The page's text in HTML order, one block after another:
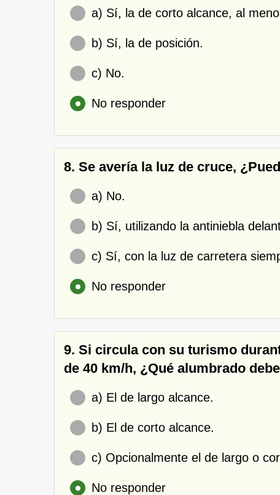
a) Sí, la de corto alcance, al
b) Sí, la de posición.
c) No.
No responder
8. Se avería la luz de cruce,
a) No.
b) Sí, utilizando la antiniebla
c) Sí, con la luz de carretera
No responder
9. Si circula con su turismo
de 40 km/h, ¿Qué alumbrado
a) El de largo alcance.
b) El de corto alcance.
c) Opcionalmente el de largo o
No responder